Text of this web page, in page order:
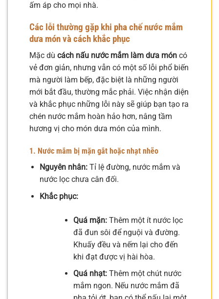
ấm áp cho mọi nhà.
Các lỗi thường gặp khi pha chế nước mắm
dưa món và cách khắc phục
Mặc dù cách nấu nước mắm làm dưa món có
vẻ đơn giản, nhưng vẫn có một số lỗi phổ biến
mà người làm bếp, đặc biệt là những người
mới bắt đầu, thường mắc phải. Việc nhận diện
và khắc phục những lỗi này sẽ giúp bạn tạo ra
chén nước mắm hoàn hảo hơn, nâng tầm
hương vị cho món dưa món của mình.
1. Nước mắm bị mặn gắt hoặc nhạt nhẽo
Nguyên nhân:Tỉ lệ đường, nước mắm và
nước lọc chưa cân đối.
Khắc phục:
Quá mặn:Thêm một ít nước lọc
đã đun sôi để nguội và đường.
Khuấy đều và nếm lại cho đến
khi đạt được vị hài hòa.
Quá nhạt:Thêm một chút nước
mắm ngon. Nếu nước mắm đã